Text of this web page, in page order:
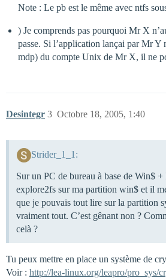
Note : Le pb est le même avec ntfs
) Je comprends pas pourquoi Mr X
passe. Si l’application lançai par Mr Y
mdp) du compte Unix de Mr X, il ne
Desintegr Octobre 18, 2005, 1:40
3
Strider_1_1:
Sur un PC de bureau à base de Win$
explore2fs sur ma partition win$ et il
que je pouvais tout lire sur la partition
vraiment tout. C’est gênant non ?
celà ?
Tu peux mettre en place un système de
Voir : http://lea-linux.org/leapro/pro_sys/